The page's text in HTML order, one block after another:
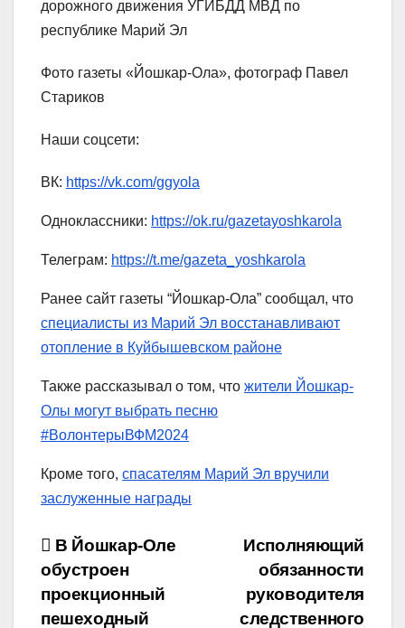
дорожного движения УГИБДД МВД по
республике Марий Эл
Фото газеты «Йошкар-Ола», фотограф Павел
Стариков
Наши соцсети:
ВК: https://vk.com/ggyola
Одноклассники: https://ok.ru/gazetayoshkarola
Телеграм: https://t.me/gazeta_yoshkarola
Ранее сайт газеты “Йошкар-Ола” сообщал, что
специалисты из Марий Эл восстанавливают
отопление в Куйбышевском районе
Также рассказывал о том, что жители Йошкар-
Олы могут выбрать песню
#ВолонтерыВФМ2024
Кроме того, спасателям Марий Эл вручили
заслуженные награды
Навигация
по
Исполняющий
обязанности
руководителя
следственного
В Йошкар-Оле
обустроен
проекционный
пешеходный